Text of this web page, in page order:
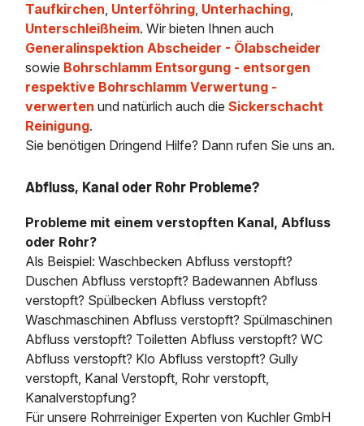
Taufkirchen, Unterföhring, Unterhaching,
Unterschleißheim. Wir bieten Ihnen auch
Generalinspektion Abscheider - Ölabscheider
sowie Bohrschlamm Entsorgung - entsorgen
respektive Bohrschlamm Verwertung -
verwerten und natürlich auch dieSickerschacht
Reinigung.
Sie benötigen Dringend Hilfe? Dann rufen Sie uns an.
Abfluss, Kanal oder Rohr Probleme?
Probleme mit einem verstopften Kanal, Abfluss
oder Rohr?
Als Beispiel: Waschbecken Abfluss verstopft?
Duschen Abfluss verstopft? Badewannen Abfluss
verstopft? Spülbecken Abfluss verstopft?
Waschmaschinen Abfluss verstopft? Spülmaschinen
Abfluss verstopft? Toiletten Abfluss verstopft? WC
Abfluss verstopft? Klo Abfluss verstopft? Gully
verstopft, Kanal Verstopft, Rohr verstopft,
Kanalverstopfung?
Für unsere Rohrreiniger Experten von Kuchler GmbH